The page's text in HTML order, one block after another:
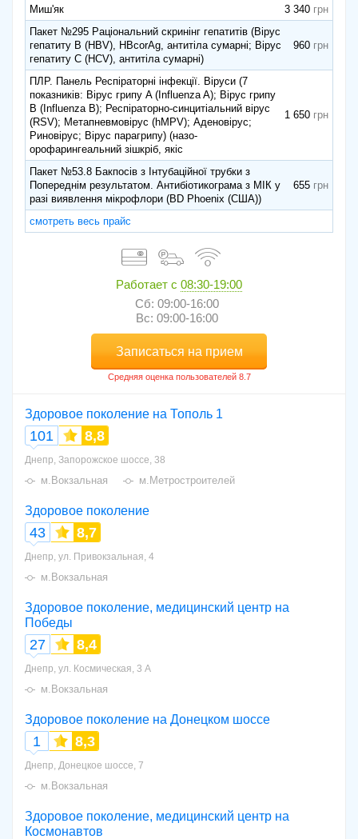
Миш'як
3 340
Пакет №295 Раціональний скринінг гепатитів (Вірус
гепатиту B (HBV), HBcorAg, антитіла сумарні; Вірус
гепатиту C (HCV), антитіла сумарні)
960
ПЛР. Панель Респіраторні інфекції. Віруси (7
показників: Вірус грипу A (Influenza A); Вірус грипу
B (Influenza B); Респіраторно-синцитіальний вірус
(RSV); Метапневмовірус (hMPV); Аденовірус;
Риновірус; Вірус парагрипу) (назо-
орофарингеальний зішкріб, якіс
1 650
Пакет №53.8 Бакпосів з Інтубаційної трубки з
Попереднім результатом. Антибіотикограма з МІК у
разі виявлення мікрофлори (BD Phoenix (США))
655
смотреть весь прайс
Работает с 08:30-19:00
Сб: 09:00-16:00
Вс: 09:00-16:00
Записаться на прием
Здоровое поколение на Тополь 1
101 8,8
Днепр, Запорожское шоссе, 38
м.Вокзальная м.Метростроителей
Здоровое поколение
43 8,7
Днепр, ул. Привокзальная, 4
м.Вокзальная
Здоровое поколение, медицинский центр на
Победы
27 8,4
Днепр, ул. Космическая, 3 А
м.Вокзальная
Здоровое поколение на Донецком шоссе
1 8,3
Днепр, Донецкое шоссе, 7
м.Вокзальная
Здоровое поколение, медицинский центр на
Космонавтов